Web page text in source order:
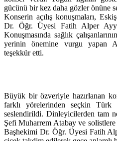
gücünü bir kez daha gözler önüne
Konserin açılış konuşmaları,
Dr. Öğr. Üyesi Fatih Alper
Konuşmasında sağlık
yerinin önemine vurgu yapan
teşekkür etti.
Büyük bir özveriyle hazırlanan
farklı yörelerinden seçkin Türk
seslendirildi. Dinleyicilerden tam
Şefi Muharrem Atabay ve solistlere
Başhekimi Dr. Öğr. Üyesi Fatih